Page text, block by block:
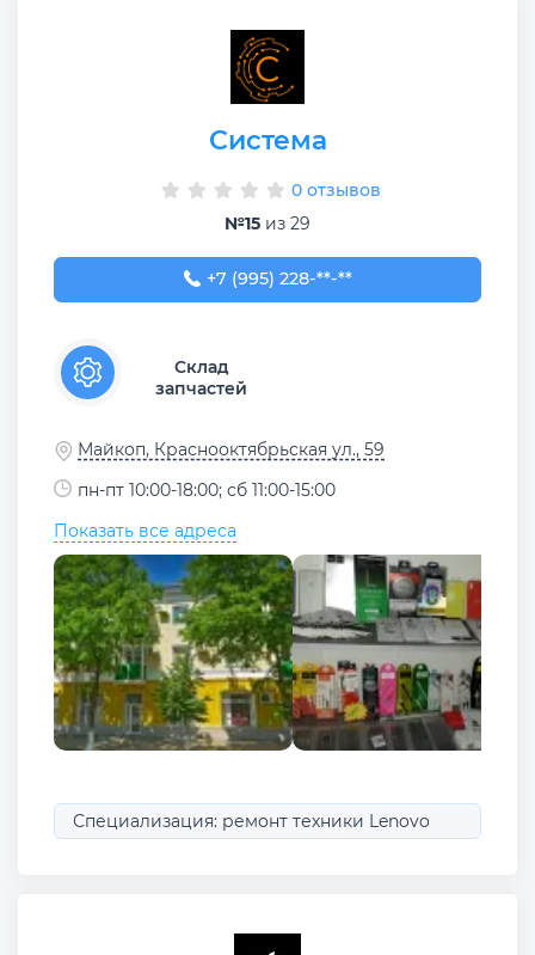
Система
0 отзывов
№15 из 29
+7 (995) 228-18-18
+7 (995) 228-**-**
Склад
запчастей
Майкоп, Краснооктябрьская ул., 59
пн-пт 10:00-18:00; сб 11:00-15:00
Показать все адреса
Специализация: ремонт техники Lenovo